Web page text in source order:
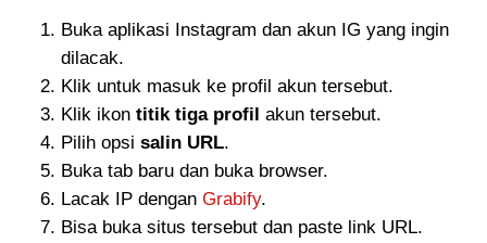
Buka aplikasi Instagram dan akun IG yang ingin
dilacak.
Klik untuk masuk ke profil akun tersebut.
Klik ikon titik tiga profil akun tersebut.
Pilih opsi salin URL.
Buka tab baru dan buka browser.
Lacak IP dengan Grabify.
Bisa buka situs tersebut dan paste link URL.